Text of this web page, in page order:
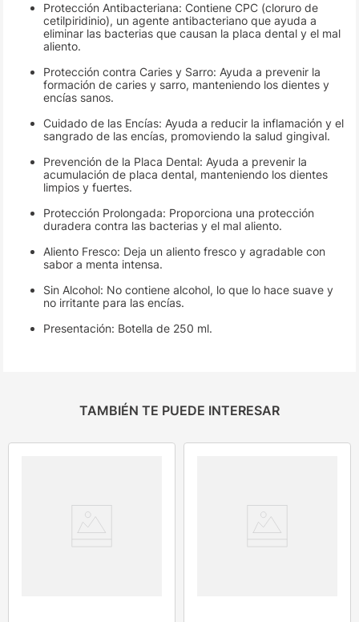
Protección Antibacteriana: Contiene CPC (cloruro de
cetilpiridinio), un agente antibacteriano que ayuda a
eliminar las bacterias que causan la placa dental y el mal
aliento.
Protección contra Caries y Sarro: Ayuda a prevenir la
formación de caries y sarro, manteniendo los dientes y
encías sanos.
Cuidado de las Encías: Ayuda a reducir la inflamación y el
sangrado de las encías, promoviendo la salud gingival.
Prevención de la Placa Dental: Ayuda a prevenir la
acumulación de placa dental, manteniendo los dientes
limpios y fuertes.
Protección Prolongada: Proporciona una protección
duradera contra las bacterias y el mal aliento.
Aliento Fresco: Deja un aliento fresco y agradable con
sabor a menta intensa.
Sin Alcohol: No contiene alcohol, lo que lo hace suave y
no irritante para las encías.
Presentación: Botella de 250 ml.
TAMBIÉN TE PUEDE INTERESAR